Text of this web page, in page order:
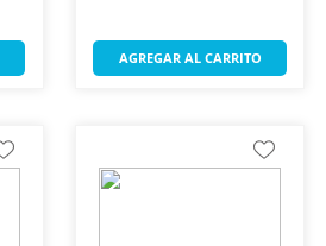
AGREGAR AL CARRITO